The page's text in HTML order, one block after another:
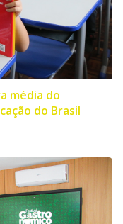
média do
do Brasil